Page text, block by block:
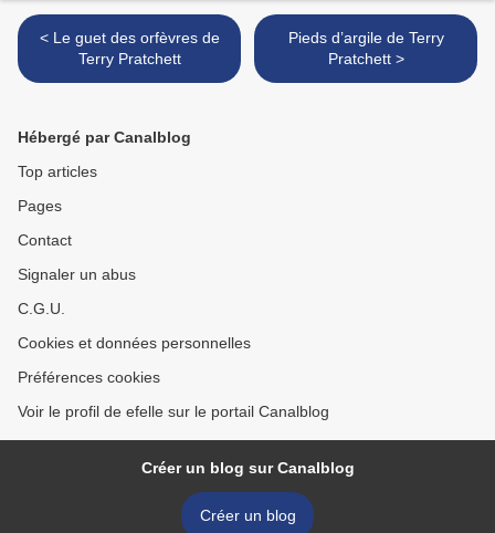
< Le guet des orfèvres de
Terry Pratchett
Pieds d’argile de Terry
Pratchett >
Hébergé par Canalblog
Top articles
Pages
Contact
Signaler un abus
C.G.U.
Cookies et données personnelles
Préférences cookies
Voir le profil de efelle sur le portail Canalblog
Créer un blog sur Canalblog
Créer un blog